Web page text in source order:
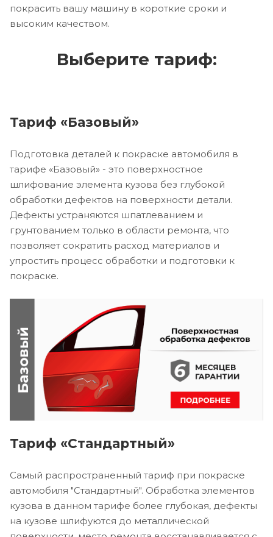
покрасить вашу машину в короткие сроки и
высоким качеством.
Выберите тариф:
Тариф «Базовый»
Подготовка деталей к покраске автомобиля в
тарифе «Базовый» - это поверхностное
шлифование элемента кузова без глубокой
обработки дефектов на поверхности детали.
Дефекты устраняются шпатлеванием и
грунтованием только в области ремонта, что
позволяет сократить расход материалов и
упростить процесс обработки и подготовки к
покраске.
Тариф «Стандартный»
Самый распространенный тариф при покраске
автомобиля "Стандартный". Обработка элементов
кузова в данном тарифе более глубокая, дефекты
на кузове шлифуются до металлической